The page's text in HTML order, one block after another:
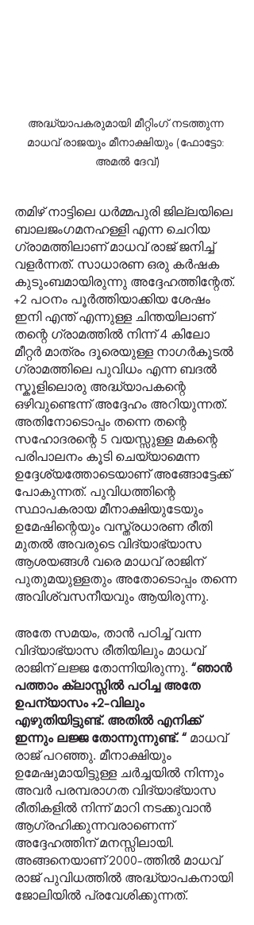
അദ്ധ്യാപകരുമായി മീറ്റിംഗ് നടത്തുന്ന
മാധവ് രാജയും മീനാക്ഷിയും (ഫോട്ടോ:
അമൽ ദേവ്)
തമിഴ് നാട്ടിലെ ധർമ്മപുരി ജില്ലയിലെ
ബാലജംഗമനഹള്ളി എന്ന ചെറിയ
ഗ്രാമത്തിലാണ് മാധവ് രാജ് ജനിച്ച്
വളർന്നത്. സാധാരണ ഒരു കർഷക
കുടുംബമായിരുന്നു അദ്ദേഹത്തിന്റേത്.
+2 പഠനം പൂർത്തിയാക്കിയ ശേഷം
ഇനി എന്ത് എന്നുള്ള ചിന്തയിലാണ്
തന്റെ ഗ്രാമത്തിൽ നിന്ന് 4 കിലോ
മീറ്റർ മാത്രം ദൂരെയുള്ള നാഗർകൂടൽ
ഗ്രാമത്തിലെ പുവിധം എന്ന ബദൽ
സ്കൂളിലൊരു അദ്ധ്യാപകന്റെ
ഒഴിവുണ്ടെന്ന് അദ്ദേഹം അറിയുന്നത്.
അതിനോടൊപ്പം തന്നെ തന്റെ
സഹോദരന്റെ 5 വയസ്സുള്ള മകന്റെ
പരിപാലനം കൂടി ചെയ്യാമെന്ന
ഉദ്ദേശ്യത്തോടെയാണ് അങ്ങോട്ടേക്ക്‌
പോകുന്നത്. പുവിധത്തിന്റെ
സ്ഥാപകരായ മീനാക്ഷിയുടേയും
ഉമേഷിന്റെയും വസ്ത്രധാരണ രീതി
മുതൽ അവരുടെ വിദ്യാഭ്യാസ
ആശയങ്ങൾ വരെ മാധവ് രാജിന്
പുതുമയുള്ളതും അതോടൊപ്പം തന്നെ
അവിശ്വസനീയവും ആയിരുന്നു.
അതേ സമയം, താൻ പഠിച്ച് വന്ന
വിദ്യാഭ്യാസ രീതിയിലും മാധവ്
രാജിന് ലജ്ജ തോന്നിയിരുന്നു. “ഞാൻ
പത്താം ക്ലാസ്സിൽ പഠിച്ച അതേ
ഉപന്യാസം +2-വിലും
എഴുതിയിട്ടുണ്ട്. അതിൽ എനിക്ക്
ഇന്നും ലജ്ജ തോന്നുന്നുണ്ട്. “ മാധവ്
രാജ് പറഞ്ഞു. മീനാക്ഷിയും
ഉമേഷുമായിട്ടുള്ള ചർച്ചയിൽ നിന്നും
അവർ പരമ്പരാഗത വിദ്യാഭ്യാസ
രീതികളിൽ നിന്ന് മാറി നടക്കുവാൻ
ആഗ്രഹിക്കുന്നവരാണെന്ന്
അദ്ദേഹത്തിന് മനസ്സിലായി.
അങ്ങനെയാണ് 2000-ത്തിൽ മാധവ്
രാജ് പുവിധത്തിൽ അദ്ധ്യാപകനായി
ജോലിയിൽ പ്രവേശിക്കുന്നത്.